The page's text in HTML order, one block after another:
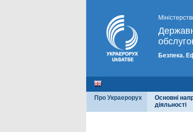
Безпека.
Про Украерорух
Основні
діяльності